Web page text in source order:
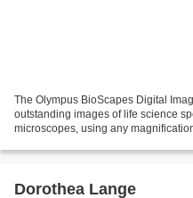
The Olympus BioScapes Digital
outstanding images of life science
microscopes, using any
Dorothea Lange